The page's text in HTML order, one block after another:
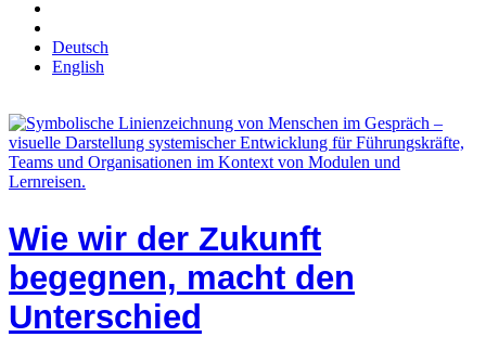
Deutsch
English
Wie wir der Zukunft
begegnen, macht den
Unterschied